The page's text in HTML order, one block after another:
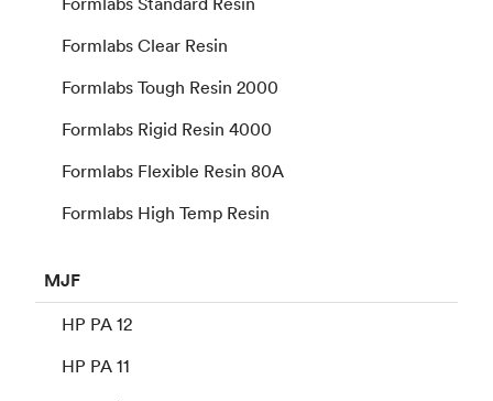
Formlabs Clear Resin
Formlabs Tough Resin 2000
Formlabs Rigid Resin 4000
Formlabs Flexible Resin 80A
Formlabs High Temp Resin
MJF
HP PA 12
HP PA 11